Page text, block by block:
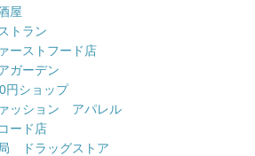
屋
トラン
ーストフード店
ガーデン
円ショップ
ッション アパレル
ード店
ドラッグストア